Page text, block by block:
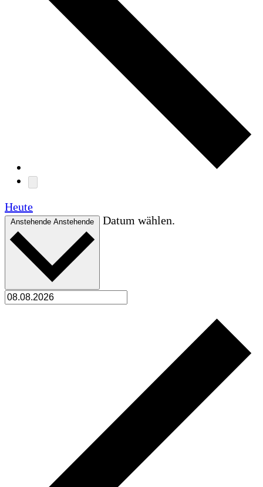
Heute
Anstehende Anstehende Datum wählen.